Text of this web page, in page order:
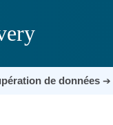
de données➔